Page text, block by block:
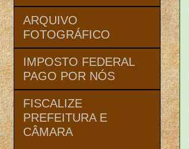
ARQUIVO
FOTOGRÁFICO
IMPOSTO FEDERAL
PAGO POR NÓS
FISCALIZE
PREFEITURA E
CÂMARA